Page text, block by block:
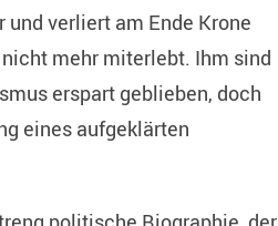
verliert am Ende Krone
mehr miterlebt. Ihm sind
erspart geblieben, doch
eines aufgeklärten